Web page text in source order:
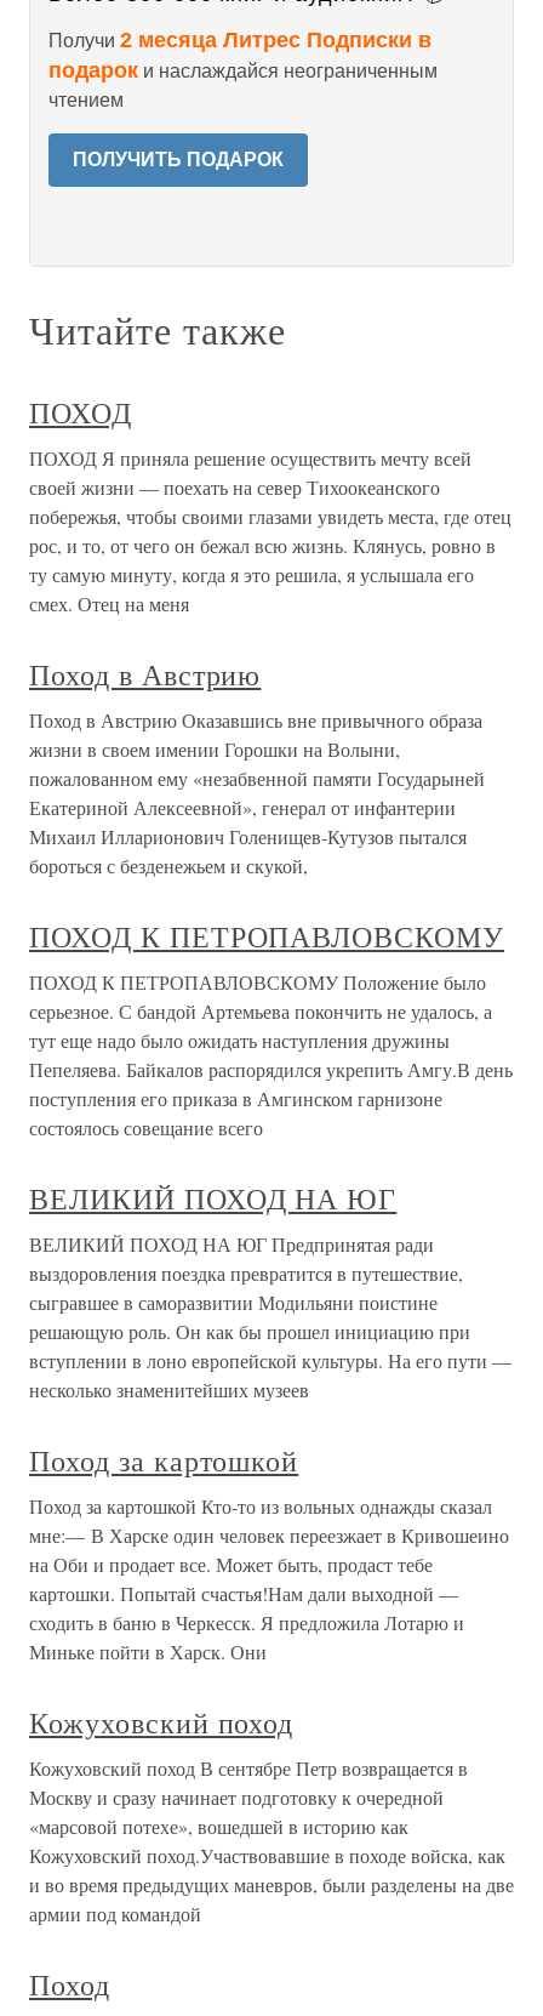
Получи 2 месяца Литрес Подписки в
подарок и наслаждайся неограниченным
чтением
ПОЛУЧИТЬ ПОДАРОК
Читайте также
ПОХОД
ПОХОД Я приняла решение осуществить мечту всей
своей жизни — поехать на север Тихоокеанского
побережья, чтобы своими глазами увидеть места, где отец
рос, и то, от чего он бежал всю жизнь. Клянусь, ровно в
ту самую минуту, когда я это решила, я услышала его
смех. Отец на меня
Поход в Австрию
Поход в Австрию Оказавшись вне привычного образа
жизни в своем имении Горошки на Волыни,
пожалованном ему «незабвенной памяти Государыней
Екатериной Алексеевной», генерал от инфантерии
Михаил Илларионович Голенищев-Кутузов пытался
бороться с безденежьем и скукой,
ПОХОД К ПЕТРОПАВЛОВСКОМУ
ПОХОД К ПЕТРОПАВЛОВСКОМУ Положение было
серьезное. С бандой Артемьева покончить не удалось, а
тут еще надо было ожидать наступления дружины
Пепеляева. Байкалов распорядился укрепить Амгу.В день
поступления его приказа в Амгинском гарнизоне
состоялось совещание всего
ВЕЛИКИЙ ПОХОД НА ЮГ
ВЕЛИКИЙ ПОХОД НА ЮГ Предпринятая ради
выздоровления поездка превратится в путешествие,
сыгравшее в саморазвитии Модильяни поистине
решающую роль. Он как бы прошел инициацию при
вступлении в лоно европейской культуры. На его пути —
несколько знаменитейших музеев
Поход за картошкой
Поход за картошкой Кто-то из вольных однажды сказал
мне:— В Харске один человек переезжает в Кривошеино
на Оби и продает все. Может быть, продаст тебе
картошки. Попытай счастья!Нам дали выходной —
сходить в баню в Черкесск. Я предложила Лотарю и
Миньке пойти в Харск. Они
Кожуховский поход
Кожуховский поход В сентябре Петр возвращается в
Москву и сразу начинает подготовку к очередной
«марсовой потехе», вошедшей в историю как
Кожуховский поход.Участвовавшие в походе войска, как
и во время предыдущих маневров, были разделены на две
армии под командой
Поход